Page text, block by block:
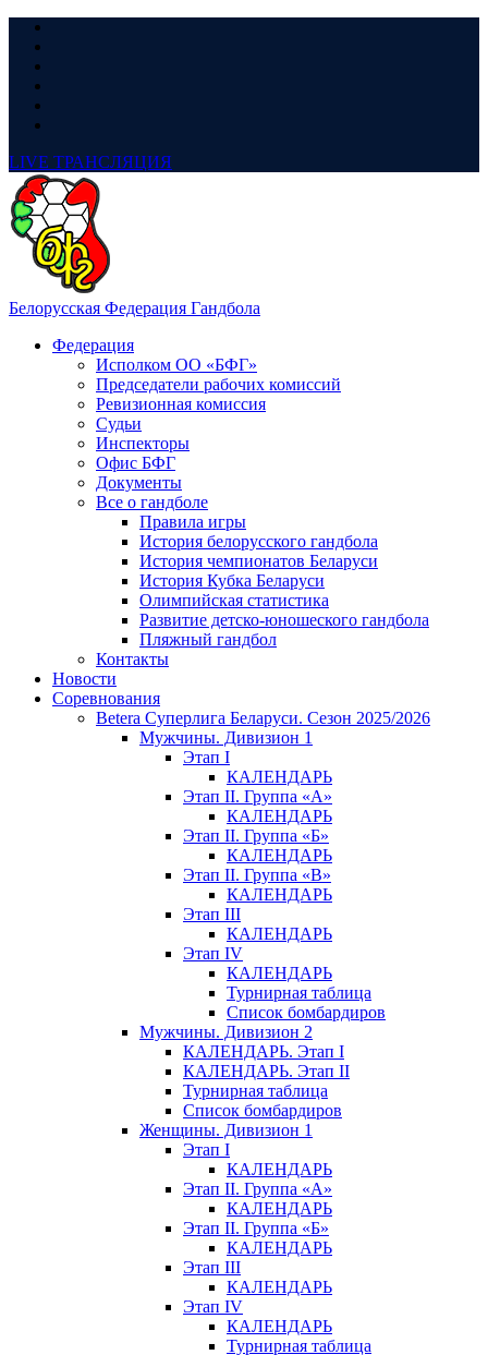
LIVE ТРАНСЛЯЦИЯ
Белорусская Федерация Гандбола
Федерация
Исполком ОО «БФГ»
Председатели рабочих комиссий
Ревизионная комиссия
Судьи
Инспекторы
Офис БФГ
Документы
Все о гандболе
Правила игры
История белорусского гандбола
История чемпионатов Беларуси
История Кубка Беларуси
Олимпийская статистика
Развитие детско-юношеского гандбола
Пляжный гандбол
Контакты
Новости
Соревнования
Betera Суперлига Беларуси. Сезон 2025/2026
Мужчины. Дивизион 1
Этап I
КАЛЕНДАРЬ
Этап II. Группа «А»
КАЛЕНДАРЬ
Этап II. Группа «Б»
КАЛЕНДАРЬ
Этап II. Группа «В»
КАЛЕНДАРЬ
Этап III
КАЛЕНДАРЬ
Этап IV
КАЛЕНДАРЬ
Турнирная таблица
Список бомбардиров
Мужчины. Дивизион 2
КАЛЕНДАРЬ. Этап I
КАЛЕНДАРЬ. Этап II
Турнирная таблица
Список бомбардиров
Женщины. Дивизион 1
Этап I
КАЛЕНДАРЬ
Этап II. Группа «А»
КАЛЕНДАРЬ
Этап II. Группа «Б»
КАЛЕНДАРЬ
Этап III
КАЛЕНДАРЬ
Этап IV
КАЛЕНДАРЬ
Турнирная таблица